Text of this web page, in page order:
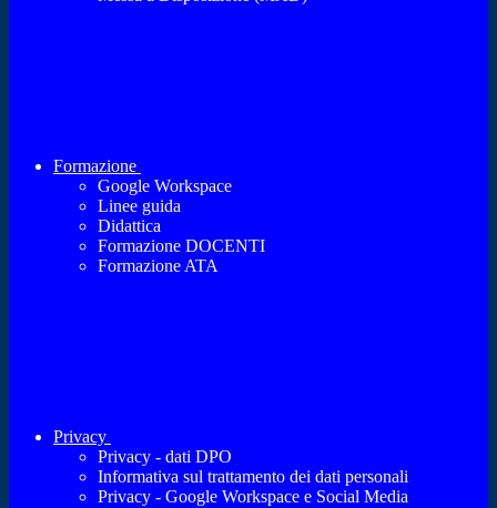
Formazione
Google Workspace
Linee guida
Didattica
Formazione DOCENTI
Formazione ATA
Privacy
Privacy - dati DPO
Informativa sul trattamento dei dati personali
Privacy - Google Workspace e Social Media